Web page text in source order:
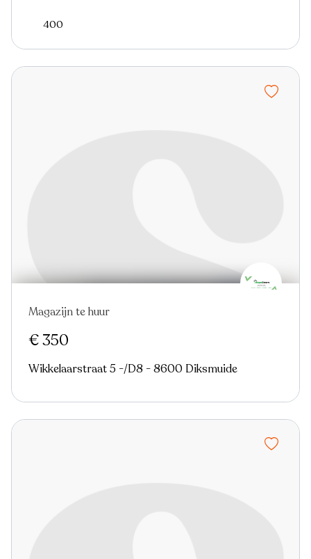
400
In optie
Magazijn te huur
€ 350
Wikkelaarstraat 5 -/D8 - 8600 Diksmuide